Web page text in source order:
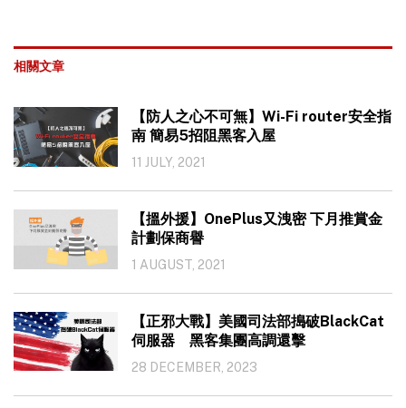
相關文章
【防人之心不可無】Wi-Fi router安全指
南 簡易5招阻黑客入屋
11 JULY, 2021
【搵外援】OnePlus又洩密 下月推賞金
計劃保商譽
1 AUGUST, 2021
【正邪大戰】美國司法部搗破BlackCat
伺服器 黑客集團高調還擊
28 DECEMBER, 2023